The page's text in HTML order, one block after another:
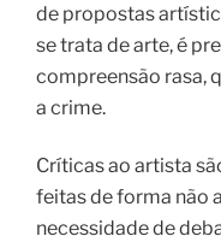
de propostas
se trata de arte, é
compreensão rasa,
a crime.
Críticas ao artista
feitas de forma não
necessidade de